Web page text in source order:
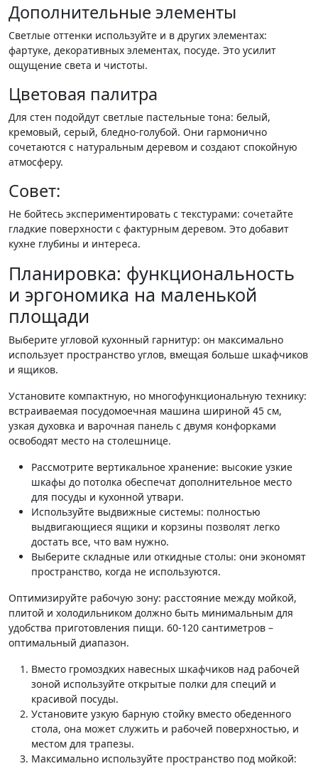
Дополнительные элементы
Светлые оттенки используйте и в других элементах:
фартуке, декоративных элементах, посуде. Это усилит
ощущение света и чистоты.
Цветовая палитра
Для стен подойдут светлые пастельные тона: белый,
кремовый, серый, бледно-голубой. Они гармонично
сочетаются с натуральным деревом и создают спокойную
атмосферу.
Совет:
Не бойтесь экспериментировать с текстурами: сочетайте
гладкие поверхности с фактурным деревом. Это добавит
кухне глубины и интереса.
Планировка: функциональность
и эргономика на маленькой
площади
Выберите угловой кухонный гарнитур: он максимально
использует пространство углов, вмещая больше шкафчиков
и ящиков.
Установите компактную, но многофункциональную технику:
встраиваемая посудомоечная машина шириной 45 см,
узкая духовка и варочная панель с двумя конфорками
освободят место на столешнице.
Рассмотрите вертикальное хранение: высокие узкие
шкафы до потолка обеспечат дополнительное место
для посуды и кухонной утвари.
Используйте выдвижные системы: полностью
выдвигающиеся ящики и корзины позволят легко
достать все, что вам нужно.
Выберите складные или откидные столы: они экономят
пространство, когда не используются.
Оптимизируйте рабочую зону: расстояние между мойкой,
плитой и холодильником должно быть минимальным для
удобства приготовления пищи. 60-120 сантиметров –
оптимальный диапазон.
Вместо громоздких навесных шкафчиков над рабочей
зоной используйте открытые полки для специй и
красивой посуды.
Установите узкую барную стойку вместо обеденного
стола, она может служить и рабочей поверхностью, и
местом для трапезы.
Максимально используйте пространство под мойкой: